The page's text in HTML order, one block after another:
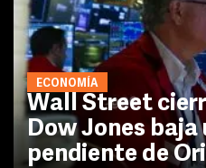
ECONOMÍA
Wall Street
Dow Jones baja
pendiente de